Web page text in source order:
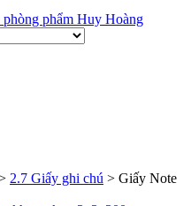
mại
Huy
cho khách hàng
2.7 Giấy ghi chú > Giấy Note